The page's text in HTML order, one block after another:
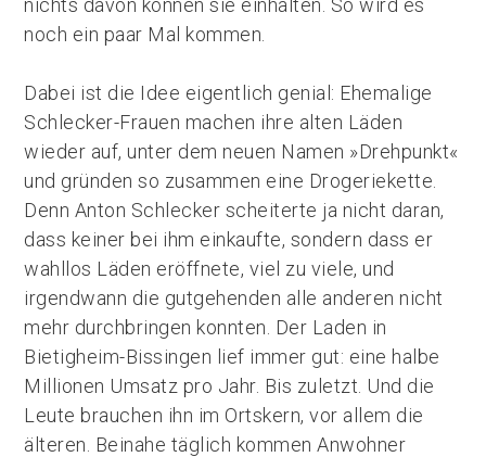
nichts davon können sie einhalten. So wird es
noch ein paar Mal kommen.
Dabei ist die Idee eigentlich genial: Ehemalige
Schlecker-Frauen machen ihre alten Läden
wieder auf, unter dem neuen Namen »Drehpunkt«
und gründen so zusammen eine Drogeriekette.
Denn Anton Schlecker scheiterte ja nicht daran,
dass keiner bei ihm einkaufte, sondern dass er
wahllos Läden eröffnete, viel zu viele, und
irgendwann die gutgehenden alle anderen nicht
mehr durchbringen konnten. Der Laden in
Bietigheim-Bissingen lief immer gut: eine halbe
Millionen Umsatz pro Jahr. Bis zuletzt. Und die
Leute brauchen ihn im Ortskern, vor allem die
älteren. Beinahe täglich kommen Anwohner